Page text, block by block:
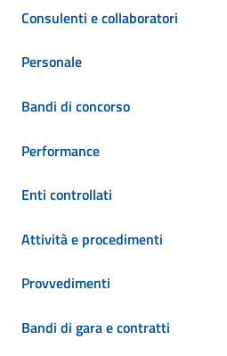
Consulenti e collaboratori
Personale
Bandi di concorso
Performance
Enti controllati
Attività e procedimenti
Provvedimenti
Bandi di gara e contratti